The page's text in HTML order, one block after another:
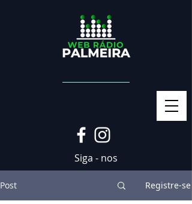
Siga - nos
Post Registre-se